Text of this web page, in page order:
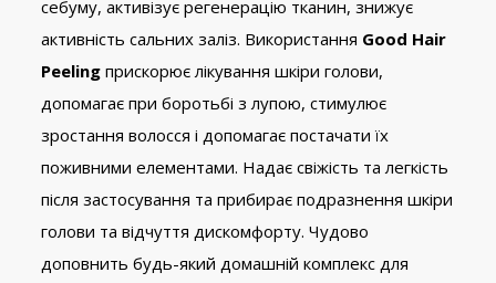
себуму, активізує регенерацію тканин, знижує
активність сальних заліз. Використання Good Hair
Peeling прискорює лікування шкіри голови,
допомагає при боротьбі з лупою, стимулює
зростання волосся і допомагає постачати їх
поживними елементами. Надає свіжість та легкість
після застосування та прибирає подразнення шкіри
голови та відчуття дискомфорту. Чудово
доповнить будь-який домашній комплекс для